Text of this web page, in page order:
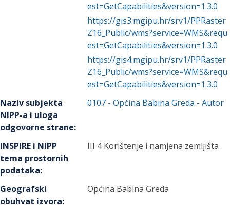
est=GetCapabilities&version=1.3.0
https://gis3.mgipu.hr/srv1/PPRaster
Z16_Public/wms?service=WMS&requ
est=GetCapabilities&version=1.3.0
https://gis4.mgipu.hr/srv1/PPRaster
Z16_Public/wms?service=WMS&requ
est=GetCapabilities&version=1.3.0
Naziv subjekta
NIPP-a i uloga
odgovorne strane:
0107 -Općina Babina Greda - Autor
INSPIRE i NIPP
tema prostornih
podataka:
III 4 Korištenje i namjena zemljišta
Geografski
obuhvat izvora:
Općina Babina Greda